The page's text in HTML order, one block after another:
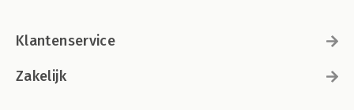
Klantenservice
Zakelijk